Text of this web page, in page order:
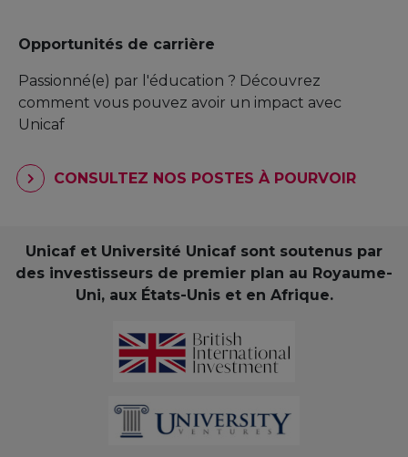
Opportunités de carrière
Passionné(e) par l'éducation ? Découvrez
comment vous pouvez avoir un impact avec
Unicaf
CONSULTEZ NOS POSTES À POURVOIR
Unicaf et Université Unicaf sont soutenus par
des investisseurs de premier plan au Royaume-
Uni, aux États-Unis et en Afrique.